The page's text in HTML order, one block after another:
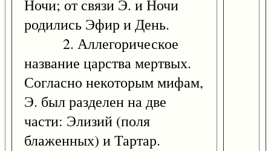
Ночи; от связи Э. и Ночи
родились Эфир и День.
2. Аллегорическое
название царства мертвых.
Согласно некоторым мифам,
Э. был разделен на две
части: Элизий (поля
блаженных) и Тартар.